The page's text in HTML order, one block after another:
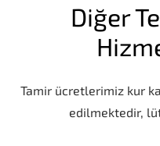
Diğer
Tamir ücretlerimiz kur
edilmektedir,